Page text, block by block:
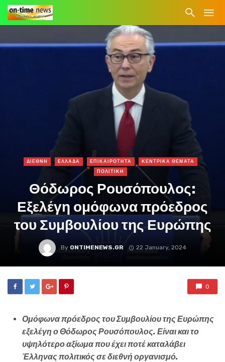
ΔΙΕΘΝΗ ΕΛΛΑΔΑ ΕΠΙΚΑΙΡΟΤΗΤΑ
ΚΕΝΤΡΙΚΑ ΘΕΜΑΤΑ
ΠΟΛΙΤΙΚΗ
Θόδωρος Ρουσόπουλος:
Εξελέγη ομόφωνα πρόεδρος
του Συμβουλίου της Ευρώπης
By ONTIMENEWS.GR 22 January, 2024
0
Ομόφωνα πρόεδρος του Συμβουλίου της Ευρώπης
εξελέγη ο Θόδωρος Ρουσόπουλος. Είναι και το
υψηλότερο αξίωμα που έχει ποτέ καταλάβει
Έλληνας πολιτικός σε διεθνή οργανισμό.